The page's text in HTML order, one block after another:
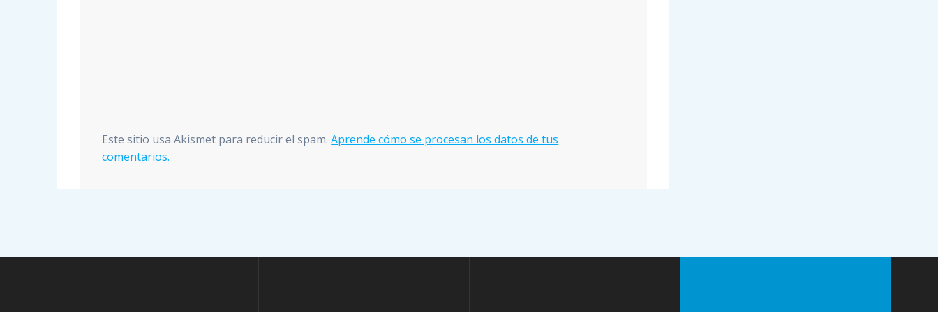
Este sitio usa Akismet para reducir el spam.Aprende cómo se procesan los datos de tus
comentarios.